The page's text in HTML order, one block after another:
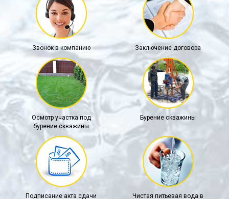
Звонок в компанию Заключение договора
Осмотр участка под
бурение скважины
Бурение скважины
Подписание акта сдачи
Чистая питьевая вода в